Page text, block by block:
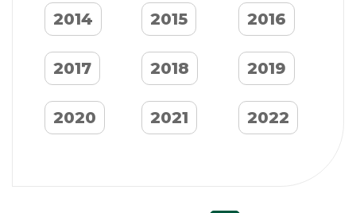
2014 2015 2016
2017 2018 2019
2020 2021 2022